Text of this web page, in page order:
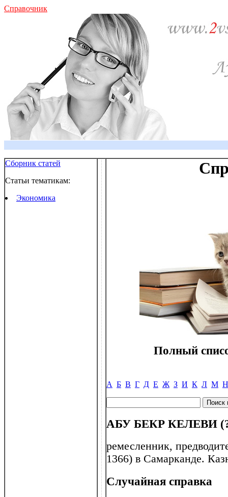
Справочник
Сборник статей
Статьи тематикам:
Экономика
Полный
А Б В Г Д Е Ж З И К Л М Н
АБУ БЕКР КЕЛЕВИ
ремесленник,
1366) в Самарканде.
Случайная справка